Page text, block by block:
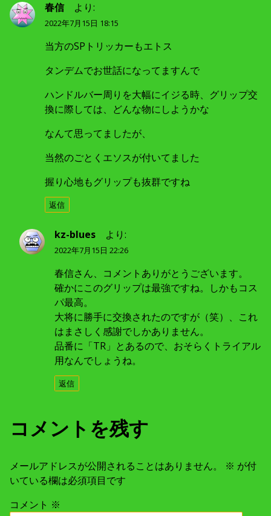
春信 より:
2022年7月15日 18:15
当方のSPトリッカーもエトス
タンデムでお世話になってますんで
ハンドルバー周りを大幅にイジる時、グリップ交
換に際しては、どんな物にしようかな
なんて思ってましたが、
当然のごとくエソスが付いてました
握り心地もグリップも抜群ですね
返信
kz-blues より:
2022年7月15日 22:26
春信さん、コメントありがとうございます。
確かにこのグリップは最強ですね。しかもコス
パ最高。
大将に勝手に交換されたのですが（笑）、これ
はまさしく感謝でしかありません。
品番に「TR」とあるので、おそらくトライアル
用なんでしょうね。
返信
コメントを残す
メールアドレスが公開されることはありません。 ※ が付
いている欄は必須項目です
コメント ※